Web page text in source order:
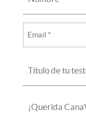
de
testimonio